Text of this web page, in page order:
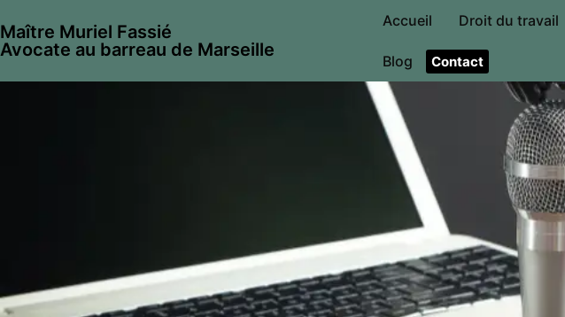
Maître Muriel Fassié
Avocate au barreau de Marseille
Accueil Droit du travail
Blog Contact